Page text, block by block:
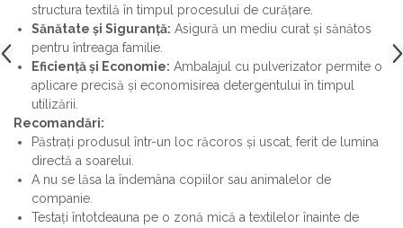
structura textilă în timpul procesului de curățare.
Sănătate și Siguranță: Asigură un mediu curat și sănătos
pentru întreaga familie.
Eficiență și Economie: Ambalajul cu pulverizator permite o
aplicare precisă și economisirea detergentului în timpul
utilizării.
Recomandări:
Păstrați produsul într-un loc răcoros și uscat, ferit de lumina
directă a soarelui.
A nu se lăsa la îndemâna copiilor sau animalelor de
companie.
Testați întotdeauna pe o zonă mică a textilelor înainte de